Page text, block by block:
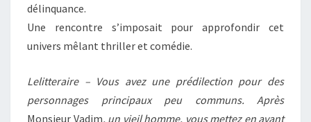
délinquance.
Une rencontre s’imposait pour approfondir cet
univers mêlant thriller et comédie.
Lelitteraire – Vous avez une prédilection pour des
personnages principaux peu communs. Après
Monsieur Vadim, un vieil homme, vous mettez en avant